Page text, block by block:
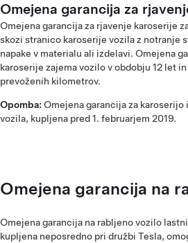
Omejena garancija za
Omejena garancija za rjavenje karoserije
skozi stranico karoserije vozila z notranje
napake v materialu ali izdelavi. Omejena
karoserije zajema vozilo v obdobju 12 let
prevoženih kilometrov.
Opomba: Omejena garancija za karoserijo
vozila, kupljena pred 1. februarjem 2019.
Omejena garancija na
Omejena garancija na rabljeno vozilo
kupljena neposredno pri družbi Tesla,